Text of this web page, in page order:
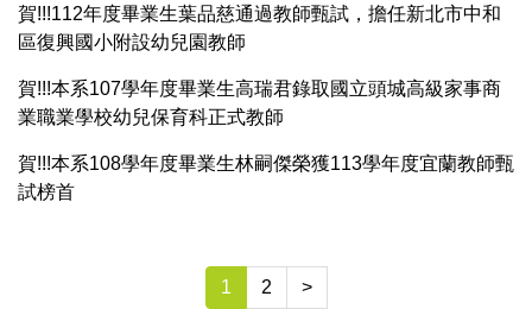
賀!!!112年度畢業生葉品慈通過教師甄試，擔任新北市中和
區復興國小附設幼兒園教師
賀!!!本系107學年度畢業生高瑞君錄取國立頭城高級家事商
業職業學校幼兒保育科正式教師
賀!!!本系108學年度畢業生林嗣傑榮獲113學年度宜蘭教師甄
試榜首
1 2 >